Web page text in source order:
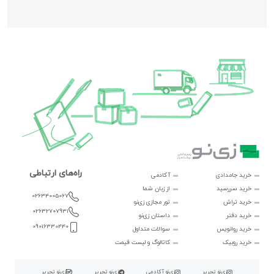
خرید جامدادی
خرید سررسید
خرید تراش
خرید دفتر
خرید روانویس
خرید روبیک
آکادمی
از زبان شما
تور مجازی زی‌نو
داستان زی‌نو
سوالات متداول
کاتالوگ و لیست قیمت
راه‌های ارتباطی
02634005067
02632707931
09016330440
زی‌نو تحریر زی‌نو آکادمی زی‌نو تحریر زی‌نو تحریر